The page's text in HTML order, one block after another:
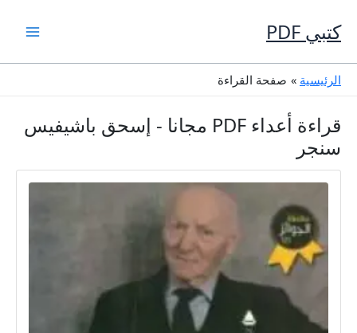
إلى
المحتوى
كتبي PDF
الرئيسية صفحة القراءة
قراءة أعداء PDF مجانا - إسحق باشيفيس
سنجر